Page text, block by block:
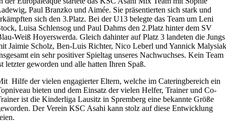
Paul Branzko und Aimée. Sie präsentierten sich stark und
sich den 3.Platz. Bei der U13 belegte das Team um Leni
Luisa Schlensog und Paul Dahms den 2.Platz hinter dem SV
Weiß Hoyerswerda. Gleich dahinter auf Platz 3 landeten die Jungs
Jaimie Scholz, Ben-Luis Richter, Nico Leberl und Yannick
ein sehr positiver Spieltag unseres Nachwuchses. Kein Team
letzter geworden und alle hatten Ihren Spaß.
Hilfe der vielen engagierter Eltern, welche im Cateringbereich ein
bieten und dem Einsatz der vielen Helfer, Trainer und Co-
ist die Kinderliga Lausitz in Spremberg eine bekannte Größe
Der Verein KSC Asahi kann stolz auf diese Entwicklung